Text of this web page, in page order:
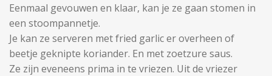
Eenmaal gevouwen en klaar, kan je ze gaan stomen in
een stoompannetje.
Je kan ze serveren met fried garlic er overheen of
beetje geknipte koriander. En met zoetzure saus.
Ze zijn eveneens prima in te vriezen. Uit de vriezer